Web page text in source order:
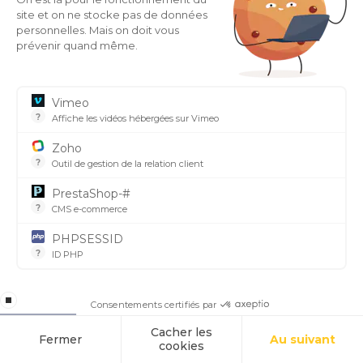
site et on ne stocke pas de données
personnelles. Mais on doit vous
prévenir quand même.
?
Vimeo
Affiche les vidéos hébergées sur Vimeo
?
Zoho
Outil de gestion de la relation client
?
PrestaShop-#
CMS e-commerce
?
PHPSESSID
ID PHP
stop loading Consentements certifiés par
Fermer
Cacher les
cookies
Au suivant
N'HÉSITEZ PAR À PARCOURIR NOTRE CATALOGUE
NOS PRODUITS
INFORMEZ VOUS SUR LES AIDES DE L'ETAT